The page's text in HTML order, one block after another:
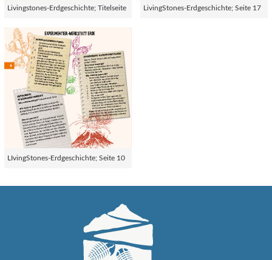
Livingstones-Erdgeschichte; Titelseite LivingStones-Erdgeschichte; Seite 17
LIvingStones-Erdgeschichte; Seite 10